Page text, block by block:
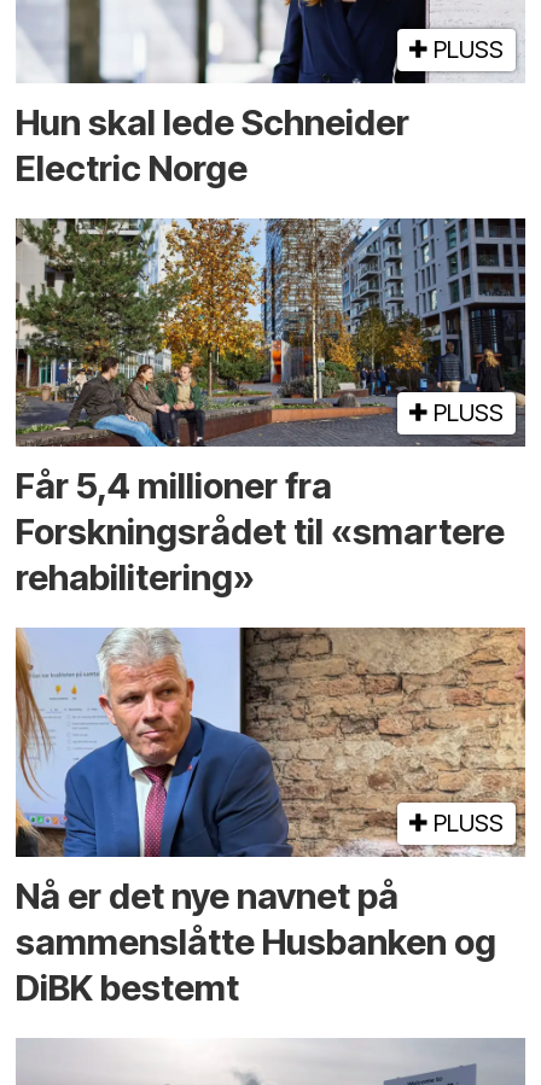
PLUSS
Hun skal lede Schneider
Electric Norge
PLUSS
Får 5,4 millioner fra
Forskningsrådet til «smartere
rehabilitering»
PLUSS
Nå er det nye navnet på
sammenslåtte Husbanken og
DiBK bestemt